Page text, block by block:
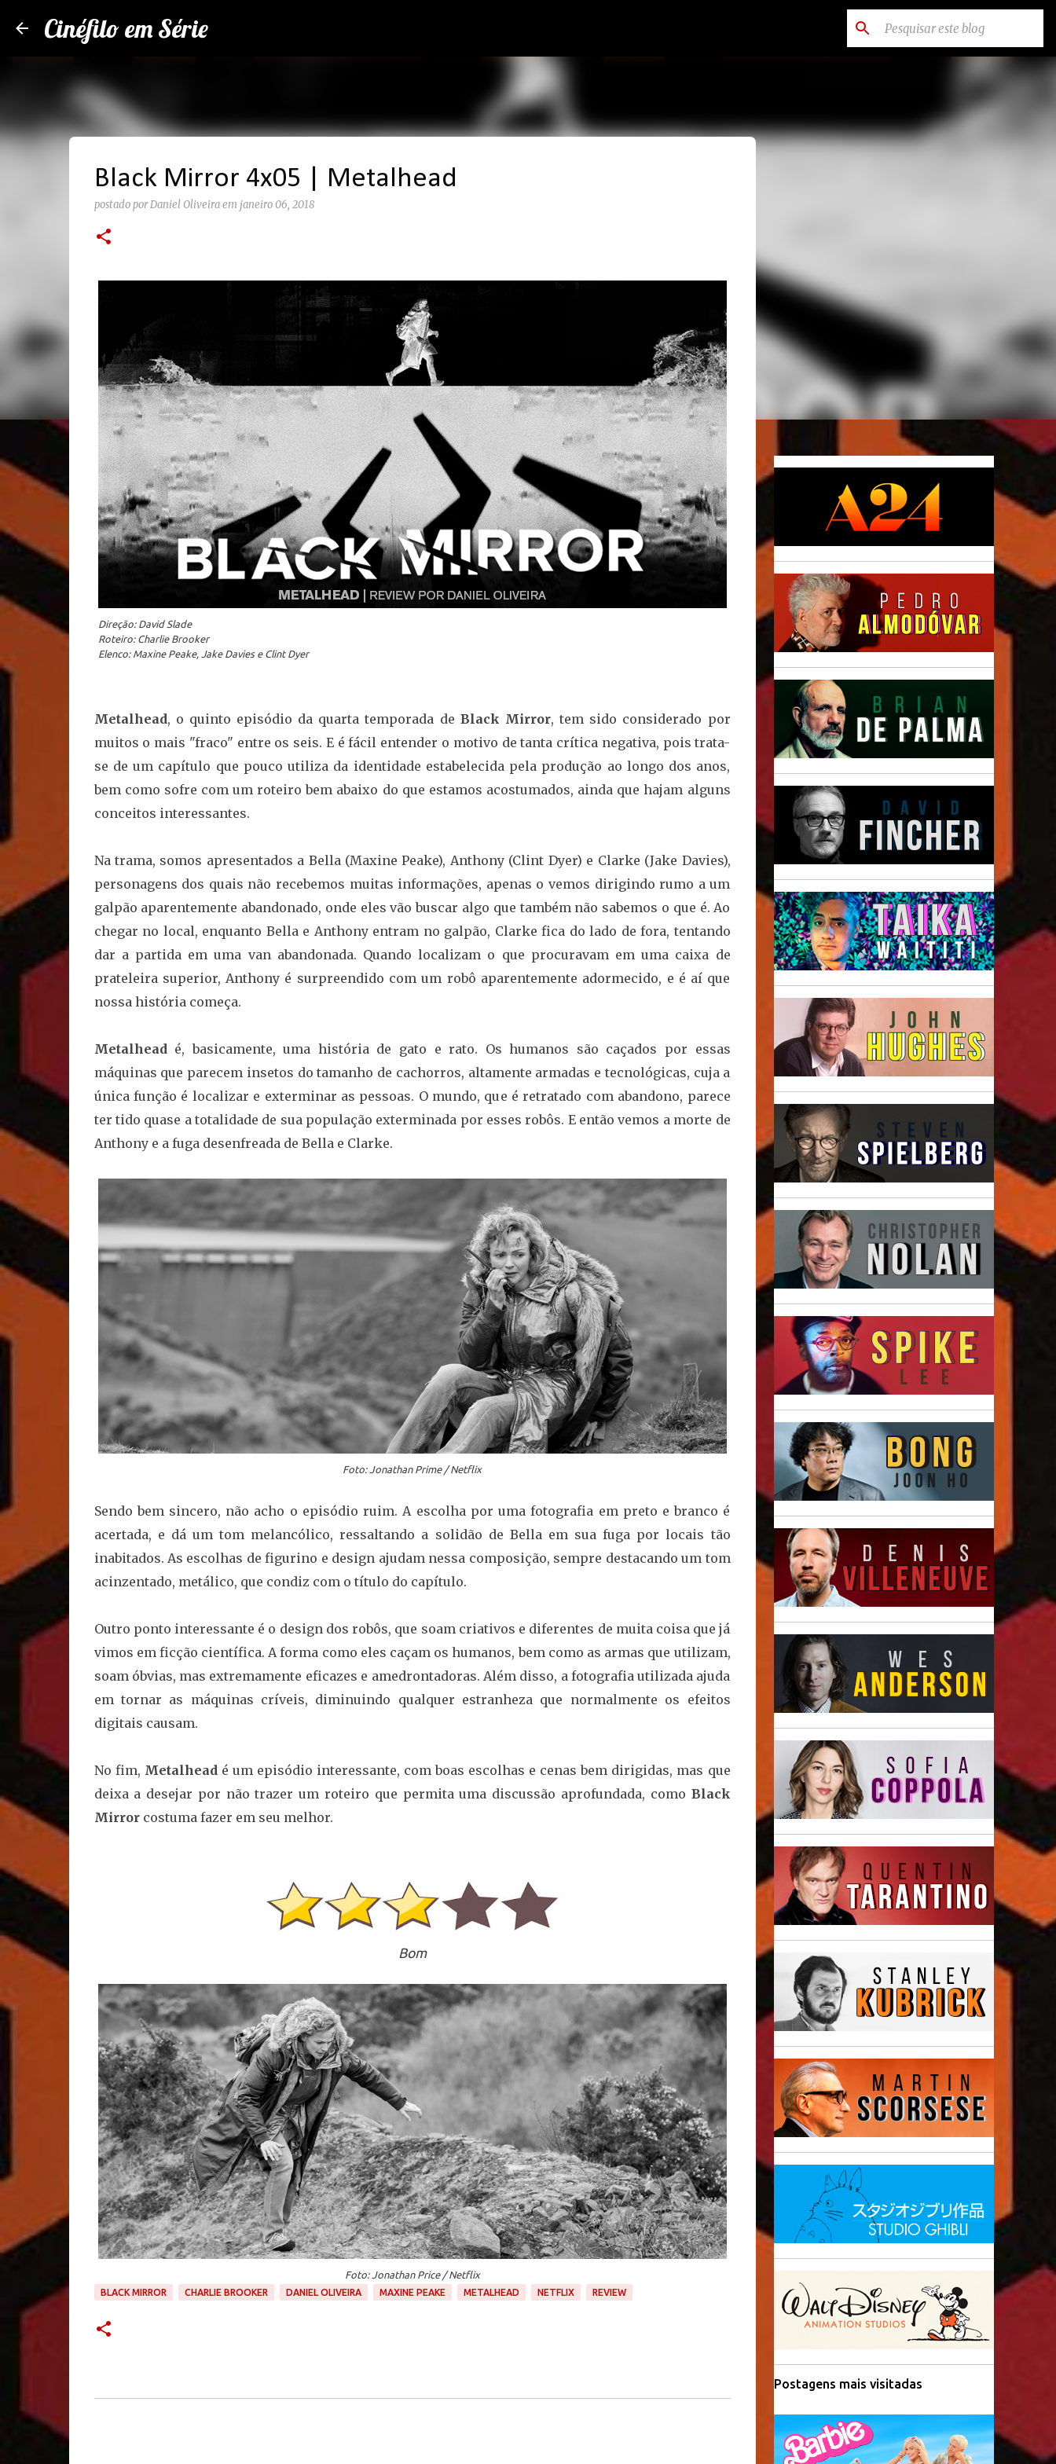
Cinéfilo em Série
Black Mirror 4x05 | Metalhead
postado porDaniel Oliveira em janeiro 06, 2018
Direção: David Slade
Roteiro: Charlie Brooker
Elenco: Maxine Peake, Jake Davies e Clint Dyer
Metalhead, o quinto episódio da quarta temporada de Black Mirror, tem sido considerado por
muitos o mais "fraco" entre os seis. E é fácil entender o motivo de tanta crítica negativa, pois trata-
se de um capítulo que pouco utiliza da identidade estabelecida pela produção ao longo dos anos,
bem como sofre com um roteiro bem abaixo do que estamos acostumados, ainda que hajam alguns
conceitos interessantes.
Na trama, somos apresentados a Bella (Maxine Peake), Anthony (Clint Dyer) e Clarke (Jake Davies),
personagens dos quais não recebemos muitas informações, apenas o vemos dirigindo rumo a um
galpão aparentemente abandonado, onde eles vão buscar algo que também não sabemos o que é. Ao
chegar no local, enquanto Bella e Anthony entram no galpão, Clarke fica do lado de fora, tentando
dar a partida em uma van abandonada. Quando localizam o que procuravam em uma caixa de
prateleira superior, Anthony é surpreendido com um robô aparentemente adormecido, e é aí que
nossa história começa.
Metalheadé, basicamente, uma história de gato e rato. Os humanos são caçados por essas
máquinas que parecem insetos do tamanho de cachorros, altamente armadas e tecnológicas, cuja a
única função é localizar e exterminar as pessoas. O mundo, que é retratado com abandono, parece
ter tido quase a totalidade de sua população exterminada por esses robôs. E então vemos a morte de
Anthony e a fuga desenfreada de Bella e Clarke.
Foto: Jonathan Prime / Netflix
Sendo bem sincero, não acho o episódio ruim. A escolha por uma fotografia em preto e branco é
acertada, e dá um tom melancólico, ressaltando a solidão de Bella em sua fuga por locais tão
inabitados. As escolhas de figurino e design ajudam nessa composição, sempre destacando um tom
acinzentado, metálico, que condiz com o título do capítulo.
Outro ponto interessante é o design dos robôs, que soam criativos e diferentes de muita coisa que já
vimos em ficção científica. A forma como eles caçam os humanos, bem como as armas que utilizam,
soam óbvias, mas extremamente eficazes e amedrontadoras. Além disso, a fotografia utilizada ajuda
em tornar as máquinas críveis, diminuindo qualquer estranheza que normalmente os efeitos
digitais causam.
No fim, Metalheadé um episódio interessante, com boas escolhas e cenas bem dirigidas, mas que
deixa a desejar por não trazer um roteiro que permita uma discussão aprofundada, como Black
Mirror costuma fazer em seu melhor.
Bom
Foto: Jonathan Price / Netflix
BLACK MIRROR CHARLIE BROOKER DANIEL OLIVEIRA MAXINE PEAKE METALHEAD NETFLIX REVIEW
Postagens mais visitadas